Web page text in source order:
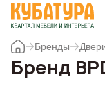
Бренды
Бренд